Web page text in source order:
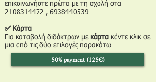
επικοινωνήστε πρώτα με τη σχολή στα
2108314472 , 6938440539
✅ Κάρτα
Για καταβολή διδάκτρων με κάρτα κάντε κλικ σε
μια από τις δύο επιλογές παρακάτω
50% payment (125€)